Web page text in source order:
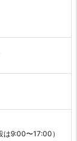
9:00〜17:00）